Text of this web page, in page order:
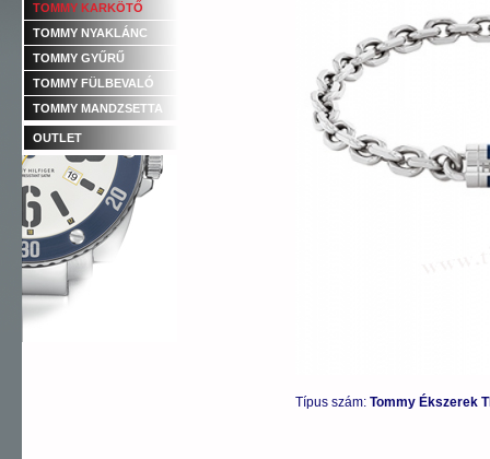
TOMMY KARKÖTŐ
TOMMY NYAKLÁNC
TOMMY GYŰRŰ
TOMMY FÜLBEVALÓ
TOMMY MANDZSETTA
OUTLET
Típus szám: Tommy Ékszerek